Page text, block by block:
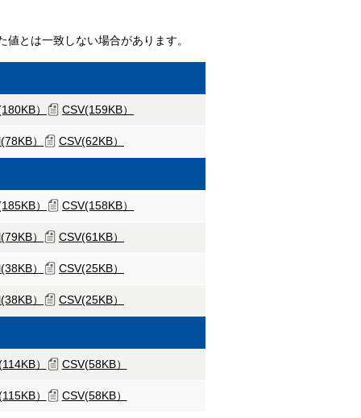
とは一致しない場合があります。
） CSV(159KB）
） CSV(62KB）
） CSV(158KB）
） CSV(61KB）
） CSV(25KB）
） CSV(25KB）
） CSV(58KB）
） CSV(58KB）